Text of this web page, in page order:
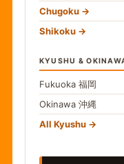
Chugoku
Shikoku
KYUSHU &
Fukuoka 福岡
Okinawa 沖縄
All Kyushu